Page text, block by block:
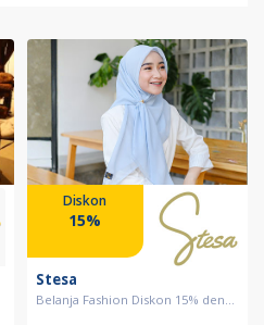
Diskon
15%
Stesa
Belanja Fashion Diskon 15% den...